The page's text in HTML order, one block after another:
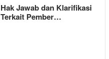
Hak Jawab dan Klarifikasi
Terkait Pember…